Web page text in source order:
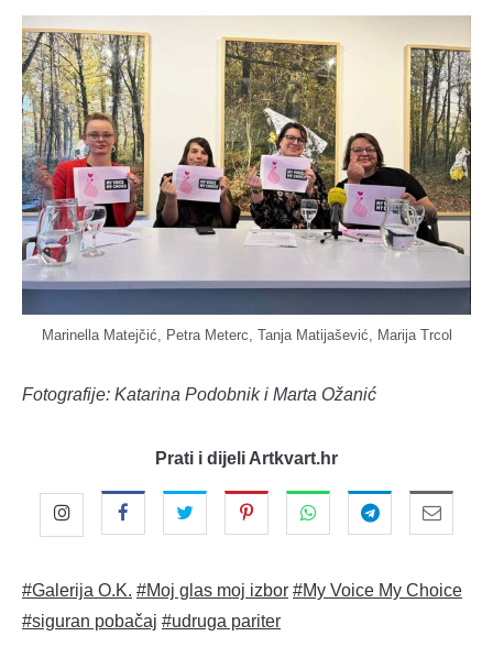
Marinella Matejčić, Petra Meterc, Tanja Matijašević, Marija Trcol
Fotografije: Katarina Podobnik i Marta Ožanić
Prati i dijeli Artkvart.hr
#Galerija O.K. #Moj glas moj izbor #My Voice My Choice
#siguran pobačaj #udruga pariter